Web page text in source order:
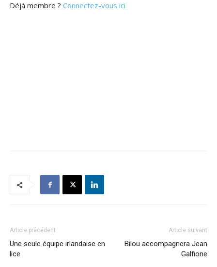
Déjà membre ? Connectez-vous ici
Article précédent
Une seule équipe irlandaise en
lice
Article suivant
Bilou accompagnera Jean
Galfione